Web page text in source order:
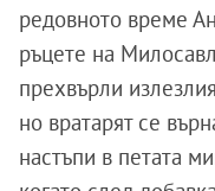
редовното време
ръцете на
прехвърли
но вратарят се
настъпи в петата